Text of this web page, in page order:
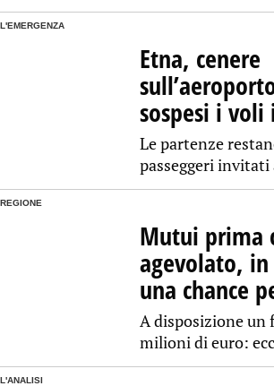
L'EMERGENZA
Etna, cenere
sospesi i
Le partenze
passeggeri
REGIONE
Mutui prima
agevolato,
una chance
A disposizione un
milioni di euro:
L'ANALISI